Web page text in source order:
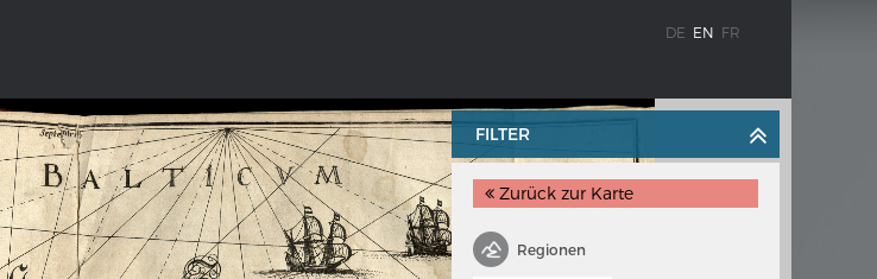
DE EN FR
FILTER
Zurück zur Karte
Regionen